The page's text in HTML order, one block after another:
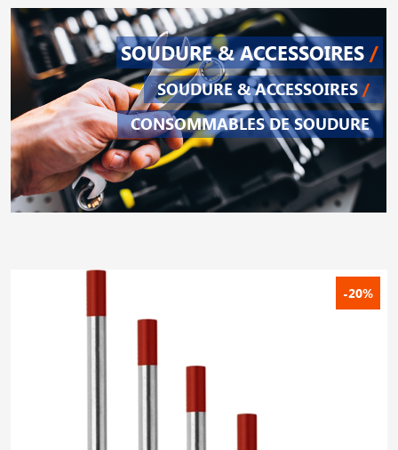
SOUDURE & ACCESSOIRES /
SOUDURE & ACCESSOIRES /
CONSOMMABLES DE SOUDURE
-20%